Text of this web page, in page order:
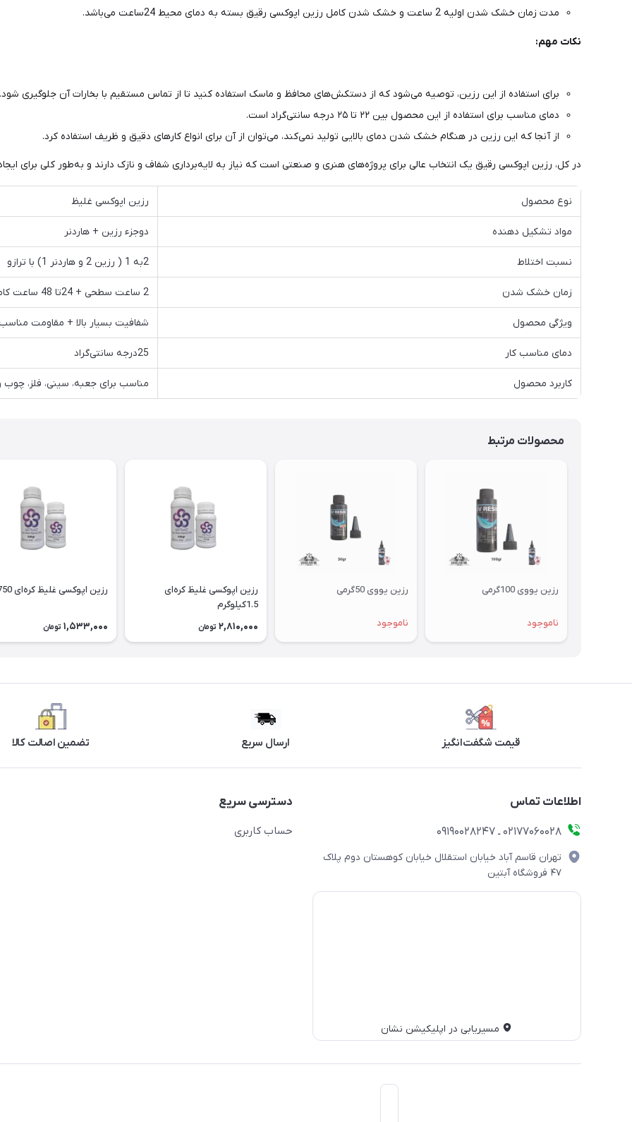
مدت زمان خشک شدن اولیه 2 ساعت و خشک شدن کامل رزین اپوکسی رقیق بسته به دمای محیط 24ساعت می‌باشد.
نکات مهم:
برای استفاده از این رزین، توصیه می‌شود که از دستکش‌های محافظ و ماسک استفاده کنید تا از تماس مستقیم با بخارات آن جلوگیری شود.
دمای مناسب برای استفاده از این محصول بین ۲۲ تا ۲۵ درجه سانتی‌گراد است.
از آنجا که این رزین در هنگام خشک شدن دمای بالایی تولید نمی‌کند، می‌توان از آن برای انواع کارهای دقیق و ظریف استفاده کرد.
در کل، رزین اپوکسی رقیق یک انتخاب عالی برای پروژه‌های هنری و صنعتی است که نیاز به لایه‌برداری شفاف و نازک دارند و به‌طور کلی برای
نوع محصول رزین اپوکسی غلیظ
مواد تشکیل دهنده دوجزء رزین + هاردنر
نسبت اختلاط 2به 1 ( رزین 2 و هاردنر 1) با ترازو
زمان خشک شدن 2 ساعت سطحی + 24تا 48 ساعت کامل
ویژگی محصول شفافیت بسیار بالا + مقاومت
دمای مناسب کار 25درجه سانتی‌گراد
کاربرد محصول مناسب برای جعبه، سینی، فلز، چوب
محصولات مرتبط
رزین یووی 100گرمی
ناموجود
رزین یووی 50گرمی
ناموجود
رزین اپوکسی غلیظ کره‌ای
1.5کیلوگرم
2,810,000 تومان
رزین اپوکسی غلیظ کره‌ای 750گرم
1,533,000 تومان
قیمت شگفت‌انگیز ارسال سریع تضمین اصالت کالا
اطلاعات تماس
۰۲۱۷۷۰۶۰۰۲۸ ـ ۰۹۱۹۰۰۲۸۲۴۷
تهران قاسم آباد خیابان استقلال خیابان کوهستان دوم پلاک
۴۷ فروشگاه آبتین
مسیریابی در اپلیکیشن نشان
دسترسی سریع
حساب کاربری